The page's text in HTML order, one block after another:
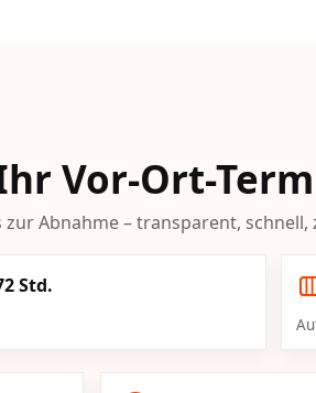
Vor-Ort-
Abnahme – transparent, schnell,
Std.